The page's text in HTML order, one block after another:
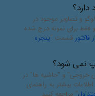
و تصاویر موجود در
فقط برای نمونه درج شده
فاکتور قسمت "پنجره
نمی شود؟
خروجی" و "حاشیه ها" در
اطلاعات بیشتر به راهنمای